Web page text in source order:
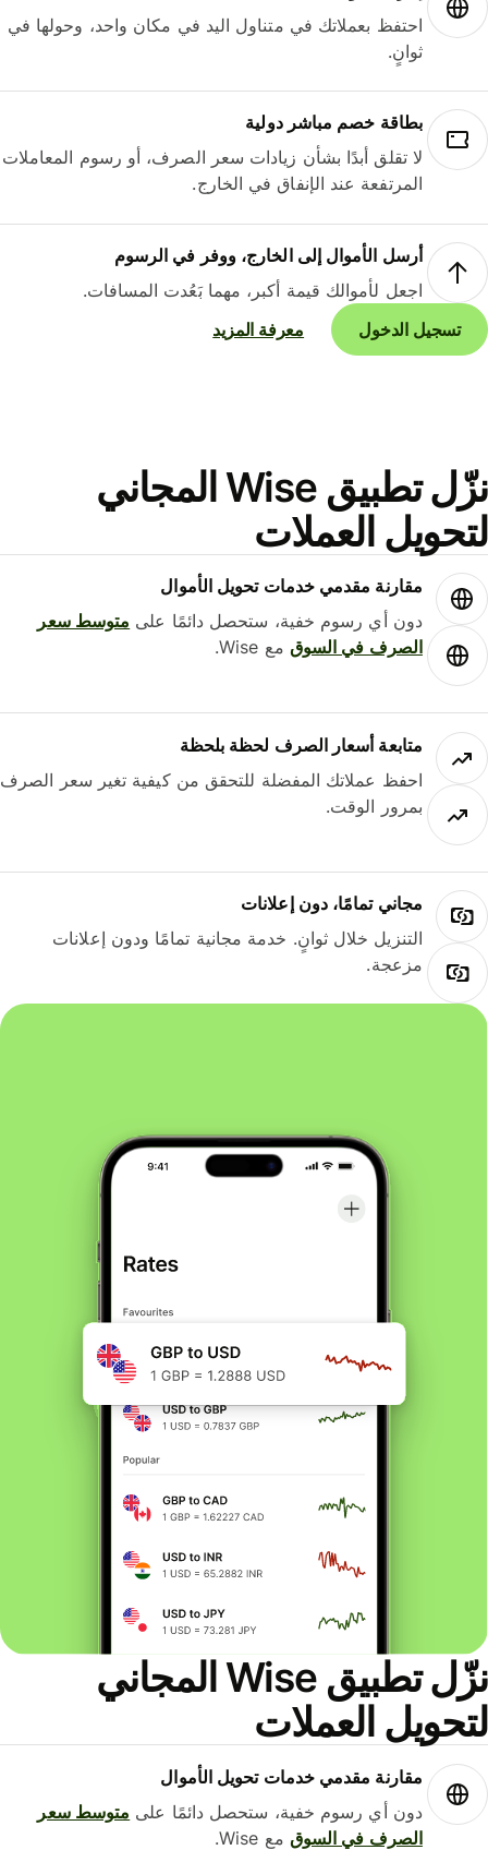
احتفظ بعملاتك في متناول اليد في مكان واحد، وحولها في
ثوانٍ.
بطاقة خصم مباشر دولية
لا تقلق أبدًا بشأن زيادات سعر الصرف، أو رسوم المعاملات
المرتفعة عند الإنفاق في الخارج.
أرسل الأموال إلى الخارج، ووفر في الرسوم
اجعل لأموالك قيمة أكبر، مهما بَعُدت المسافات.
تسجيل الدخول
معرفة المزيد
نزّل تطبيق Wise المجاني
العملات
مقارنة مقدمي خدمات تحويل الأموال
دون أي رسوم خفية، ستحصل دائمًا علىمتوسط ​​سعر
الصرف في السوقمع Wise.
متابعة أسعار الصرف لحظة بلحظة
احفظ عملاتك المفضلة للتحقق من كيفية تغير سعر الصرف
بمرور الوقت.
مجاني تمامًا، دون إعلانات
التنزيل خلال ثوانٍ. خدمة مجانية تمامًا ودون إعلانات
مزعجة.
نزّل تطبيق Wise المجاني
العملات
مقارنة مقدمي خدمات تحويل الأموال
دون أي رسوم خفية، ستحصل دائمًا علىمتوسط ​​سعر
الصرف في السوقمع Wise.